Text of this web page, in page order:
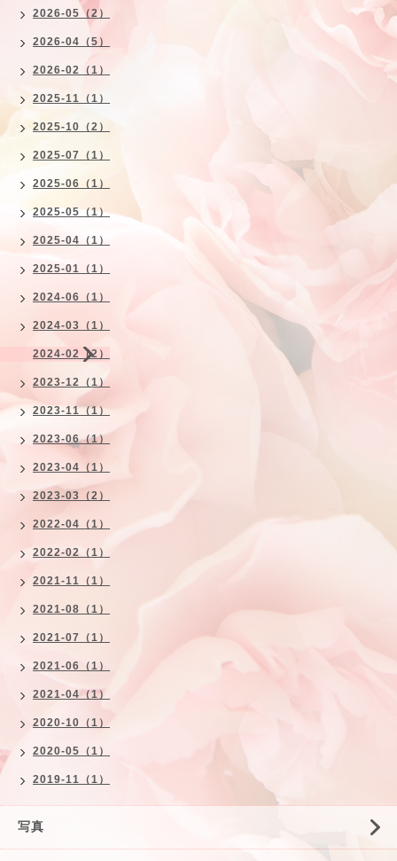
2026-05（2）
2026-04（5）
2026-02（1）
2025-11（1）
2025-10（2）
2025-07（1）
2025-06（1）
2025-05（1）
2025-04（1）
2025-01（1）
2024-06（1）
2024-03（1）
2024-02（2）
2023-12（1）
2023-11（1）
2023-06（1）
2023-04（1）
2023-03（2）
2022-04（1）
2022-02（1）
2021-11（1）
2021-08（1）
2021-07（1）
2021-06（1）
2021-04（1）
2020-10（1）
2020-05（1）
2019-11（1）
写真